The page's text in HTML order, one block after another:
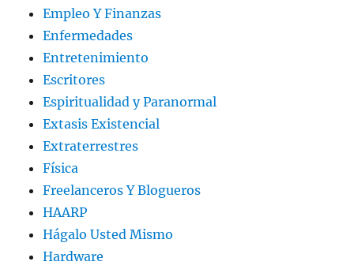
Empleo Y Finanzas
Enfermedades
Entretenimiento
Escritores
Espiritualidad y Paranormal
Extasis Existencial
Extraterrestres
Física
Freelanceros Y Blogueros
HAARP
Hágalo Usted Mismo
Hardware